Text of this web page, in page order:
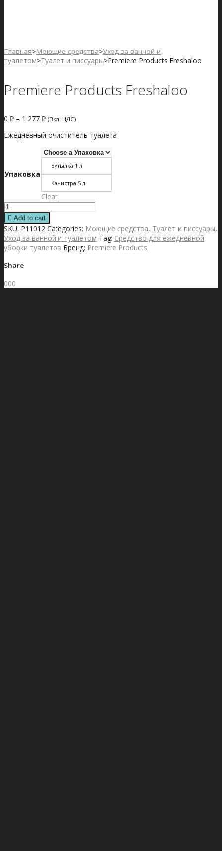
Главная>Моющие средства>Уход за ванной и
туалетом>Туалет и писсуары>Premiere Products Freshaloo
Premiere Products Freshaloo
0 ₽ – 1 277 ₽ (Вкл. НДС)
Ежедневный очиститель туалета
Упаковка
Бутылка 1 л
Канистра 5 л
Clear
Premiere
Products
Freshaloo
quantity
Add to cart
SKU: P11012 Categories: Моющие средства, Туалет и писсуары,
Уход за ванной и туалетом Tag: Средство для ежедневной
уборки туалетов Бренд: Premiere Products
Share
000